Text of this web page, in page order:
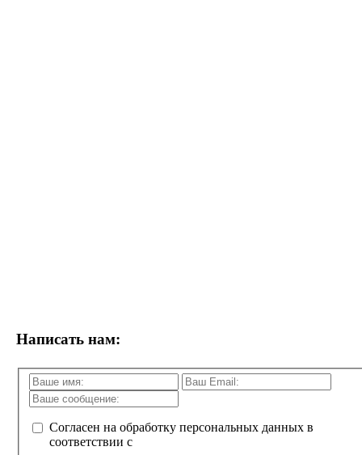
Написать нам:
Согласен на обработку персональных данных в
соответствии с